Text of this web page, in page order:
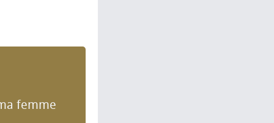
femme